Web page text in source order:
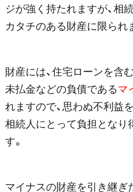
ジが強く持たれますが、相
カタチのある財産に限られ
財産には、住宅ローンを含
未払金などの負債であるマ
れますので、思わぬ不利益
相続人にとって負担となり
す。
マイナスの財産を引き継ぎ